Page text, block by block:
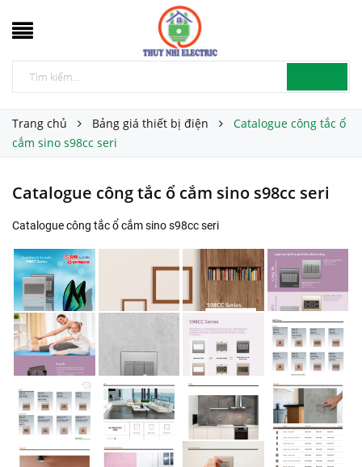
Trang chủ Bảng giá thiết bị điện
Catalogue công tắc ổ
cắm sino s98cc seri
Catalogue công tắc ổ cắm sino s98cc seri
Catalogue công tắc ổ cắm sino s98cc seri